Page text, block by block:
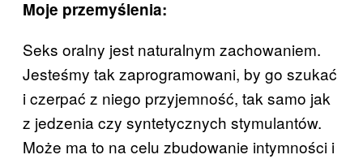
Moje przemyślenia:
Seks oralny jest naturalnym zachowaniem.
Jesteśmy tak zaprogramowani, by go szukać
i czerpać z niego przyjemność, tak samo jak
z jedzenia czy syntetycznych stymulantów.
Może ma to na celu zbudowanie intymności i